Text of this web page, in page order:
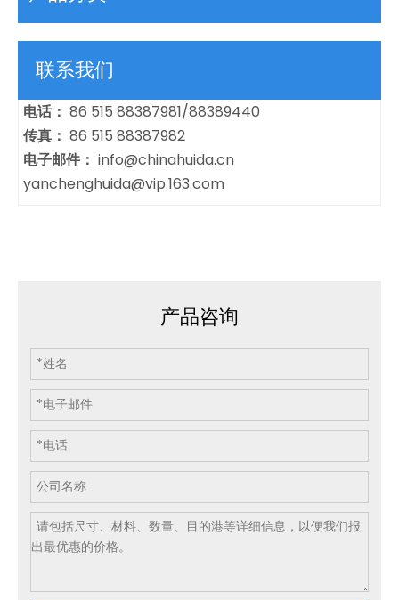
联系我们
电话： 86 515 88387981/88389440
传真： 86 515 88387982
电子邮件： info@chinahuida.cn
yanchenghuida@vip.163.com
产品咨询